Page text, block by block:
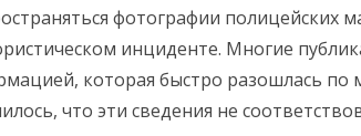
фотографии
инциденте. Многие
которая быстро разошлась по
что эти сведения не